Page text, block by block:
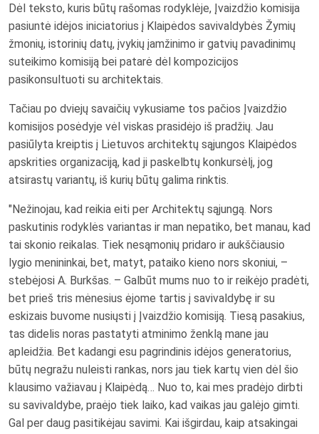
Dėl teksto, kuris būtų rašomas rodyklėje, Įvaizdžio komisija
pasiuntė idėjos iniciatorius į Klaipėdos savivaldybės Žymių
žmonių, istorinių datų, įvykių įamžinimo ir gatvių pavadinimų
suteikimo komisiją bei patarė dėl kompozicijos
pasikonsultuoti su architektais.
Tačiau po dviejų savaičių vykusiame tos pačios Įvaizdžio
komisijos posėdyje vėl viskas prasidėjo iš pradžių. Jau
pasiūlyta kreiptis į Lietuvos architektų sąjungos Klaipėdos
apskrities organizaciją, kad ji paskelbtų konkursėlį, jog
atsirastų variantų, iš kurių būtų galima rinktis.
"Nežinojau, kad reikia eiti per Architektų sąjungą. Nors
paskutinis rodyklės variantas ir man nepatiko, bet manau, kad
tai skonio reikalas. Tiek nesąmonių pridaro ir aukščiausio
lygio menininkai, bet, matyt, pataiko kieno nors skoniui, –
stebėjosi A. Burkšas. – Galbūt mums nuo to ir reikėjo pradėti,
bet prieš tris mėnesius ėjome tartis į savivaldybę ir su
eskizais buvome nusiųsti į Įvaizdžio komisiją. Tiesą pasakius,
tas didelis noras pastatyti atminimo ženklą mane jau
apleidžia. Bet kadangi esu pagrindinis idėjos generatorius,
būtų negražu nuleisti rankas, nors jau tiek kartų vien dėl šio
klausimo važiavau į Klaipėdą… Nuo to, kai mes pradėjo dirbti
su savivaldybe, praėjo tiek laiko, kad vaikas jau galėjo gimti.
Gal per daug pasitikėjau savimi. Kai išgirdau, kaip atsakingai